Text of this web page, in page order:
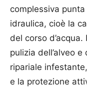
complessiva
idraulica, cioè la
del corso
pulizia dell’alveo
ripariale
e la protezione